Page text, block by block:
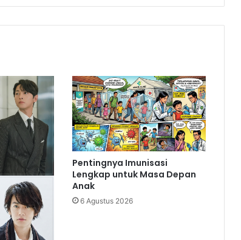
Pentingnya Imunisasi
Lengkap untuk Masa Depan
Anak
6 Agustus 2026